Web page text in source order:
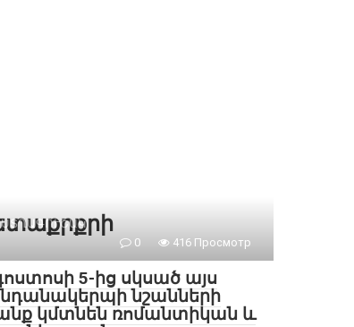
0
416 Просмотр
5-ից սկսած այս
նշանների
կմտնեն ռոմանտիկան և